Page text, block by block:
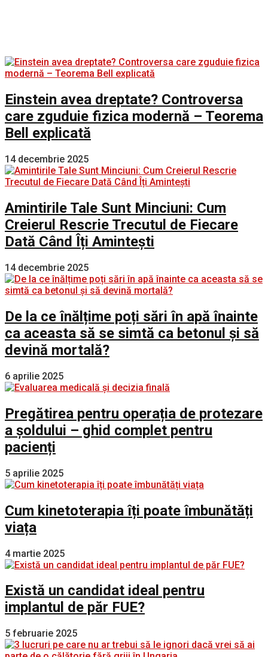
Einstein avea dreptate? Controversa
care zguduie fizica modernă – Teorema
Bell explicată
14 decembrie 2025
Amintirile Tale Sunt Minciuni: Cum
Creierul Rescrie Trecutul de Fiecare
Dată Când Îți Amintești
14 decembrie 2025
De la ce înălțime poți sări în apă înainte
ca aceasta să se simtă ca betonul și să
devină mortală?
6 aprilie 2025
Pregătirea pentru operația de protezare
a șoldului – ghid complet pentru
pacienți
5 aprilie 2025
Cum kinetoterapia îți poate îmbunătăți
viața
4 martie 2025
Există un candidat ideal pentru
implantul de păr FUE?
5 februarie 2025